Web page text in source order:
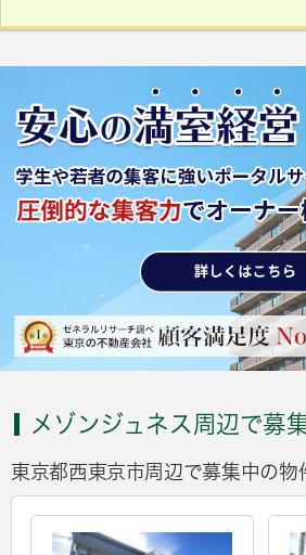
メゾンジュネス周辺で募
東京都西東京市周辺で募集中の物